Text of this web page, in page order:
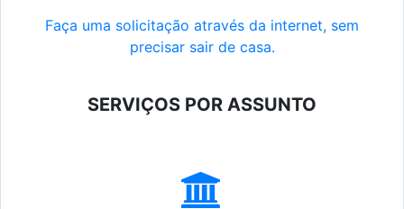
Faça uma solicitação através da internet, sem
precisar sair de casa.
SERVIÇOS POR ASSUNTO